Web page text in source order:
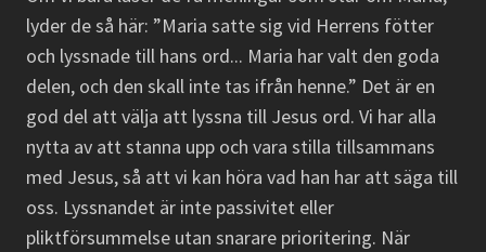
lyder de så här: ”Maria satte sig vid Herrens fötter
och lyssnade till hans ord... Maria har valt den goda
delen, och den skall inte tas ifrån henne.” Det är en
god del att välja att lyssna till Jesus ord. Vi har alla
nytta av att stanna upp och vara stilla tillsammans
med Jesus, så att vi kan höra vad han har att säga till
oss. Lyssnandet är inte passivitet eller
pliktförsummelse utan snarare prioritering. När